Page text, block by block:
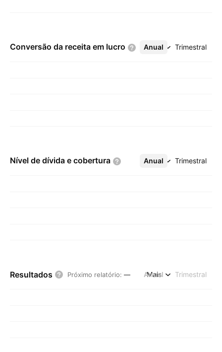
Conversão da receita em lucro Anual Trimestral
Mais
Nível de dívida e cobertura Anual Trimestral
Mais
Resultados Próximo relatório: — Anual Trimestral
Mais